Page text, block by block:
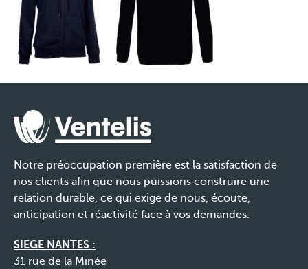
Notre préoccupation première est la satisfaction de
nos clients afin que nous puissions construire une
relation durable, ce qui exige de nous, écoute,
anticipation et réactivité face à vos demandes.
SIEGE NANTES :
31 rue de la Minée